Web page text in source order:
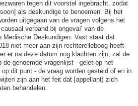
tegen dit voorstel ingebracht, zodat
als deskundige te benoemen. Bij het
uitgegaan van de vragen volgens het
verband bij ongeval’ van de
Medische Deskundigen. Vast staat dat
niet meer aan zijn rechterelleboog heeft
er na deze datum nog klachten zijn, zal de
de genoemde vragenlijst - gelet op het
dit punt - de vraag worden gesteld of en in
zijn aan het feit dat [appellant] zich
behandelen.